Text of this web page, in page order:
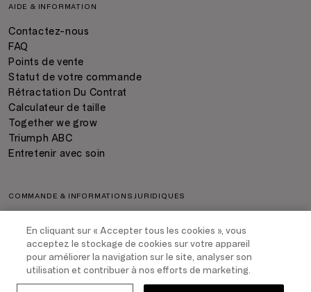
AIDE & INFORMATION
Contactez-nous
FAQ
Points de vente
Statut de votre commande
Rétractation Du Contrat
Calculateur de taille
Together we grow
Triumph ABC
Entretenir avec soin
COMMANDE & INFORMATIONS JURIDIQUES
Livraison
Conditions générales de vente
Protection des données
En cliquant sur « Accepter tous les cookies », vous
acceptez le stockage de cookies sur votre appareil
pour améliorer la navigation sur le site, analyser son
utilisation et contribuer à nos efforts de marketing.